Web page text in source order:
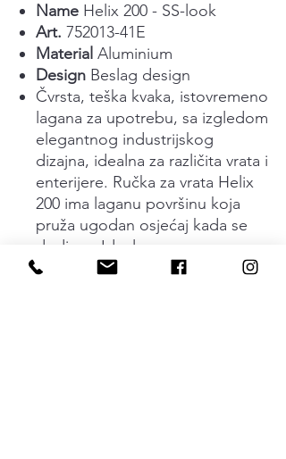
Name Helix 200 - SS-look
Art. 752013-41E
Material Aluminium
Design Beslag design
Čvrsta, teška kvaka, istovremeno
lagana za upotrebu, sa izgledom
elegantnog industrijskog
dizajna, idealna za različita vrata i
enterijere. Ručka za vrata Helix
200 ima laganu površinu koja
pruža ugodan osjećaj kada se
dodirne. Idealna za sva
unutrašnja vrata. Kvaka ima